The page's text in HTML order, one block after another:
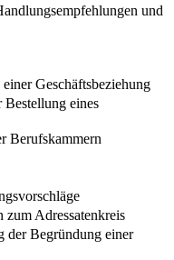
und
Geschäftsbeziehung
eines
Berufskammern
zum Adressatenkreis
der Begründung einer